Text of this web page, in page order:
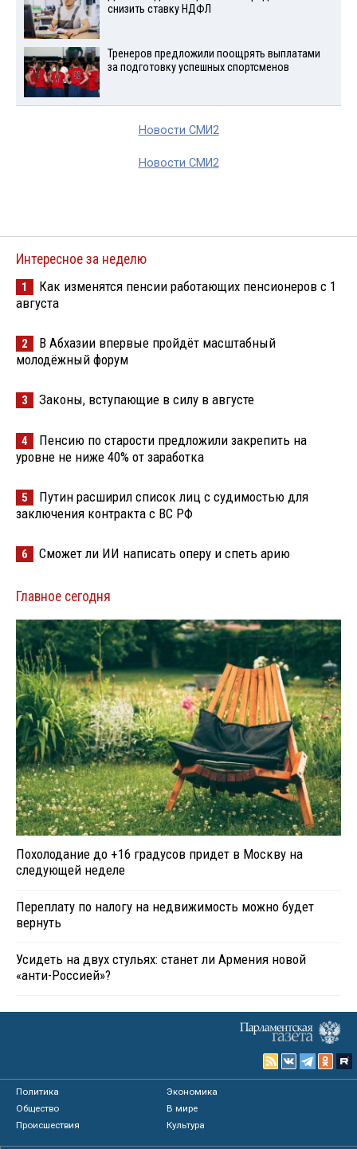
снизить ставку НДФЛ
Тренеров предложили поощрять выплатами
за подготовку успешных спортсменов
Новости СМИ2
Новости СМИ2
Интересное за неделю
1
Как изменятся пенсии работающих пенсионеров с 1
августа
2
В Абхазии впервые пройдёт масштабный
молодёжный форум
3 Законы, вступающие в силу в августе
4
Пенсию по старости предложили закрепить на
уровне не ниже 40% от заработка
5
Путин расширил список лиц с судимостью для
заключения контракта с ВС РФ
6 Сможет ли ИИ написать оперу и спеть арию
Главное сегодня
Похолодание до +16 градусов придет в Москву на
следующей неделе
Переплату по налогу на недвижимость можно будет
вернуть
Усидеть на двух стульях: станет ли Армения новой
«анти-Россией»?
Политика
Экономика
Общество
В мире
Происшествия
Культура